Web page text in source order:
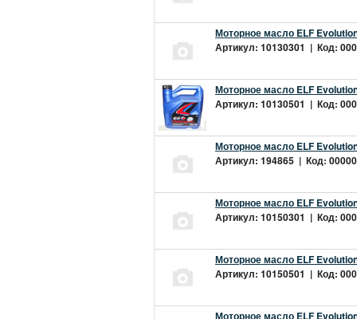
Моторное масло ELF
Артикул: 10130301 | Код:
Моторное масло ELF
Артикул: 10130501 | Код:
Моторное масло ELF
Артикул: 194865 | Код:
Моторное масло ELF
Артикул: 10150301 | Код:
Моторное масло ELF
Артикул: 10150501 | Код:
Моторное масло ELF